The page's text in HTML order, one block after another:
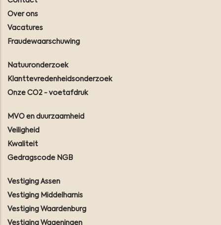
Over ons
Vacatures
Fraudewaarschuwing
Natuuronderzoek
Klanttevredenheidsonderzoek
Onze CO2 - voetafdruk
MVO en duurzaamheid
Veiligheid
Kwaliteit
Gedragscode NGB
Vestiging Assen
Vestiging Middelharnis
Vestiging Waardenburg
Vestiging Wageningen